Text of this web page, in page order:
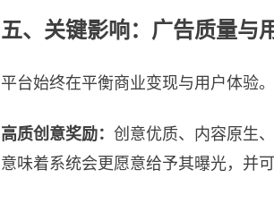
五、关键影响：广告质量与
平台始终在平衡商业变现与用户体验
高质创意奖励：创意优质、内容原生
意味着系统会更愿意给予其曝光，并